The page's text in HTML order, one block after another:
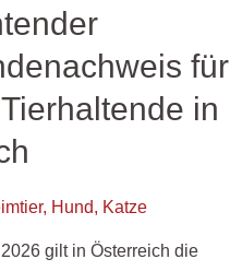
für
in
, Hund, Katze
gilt in Österreich die